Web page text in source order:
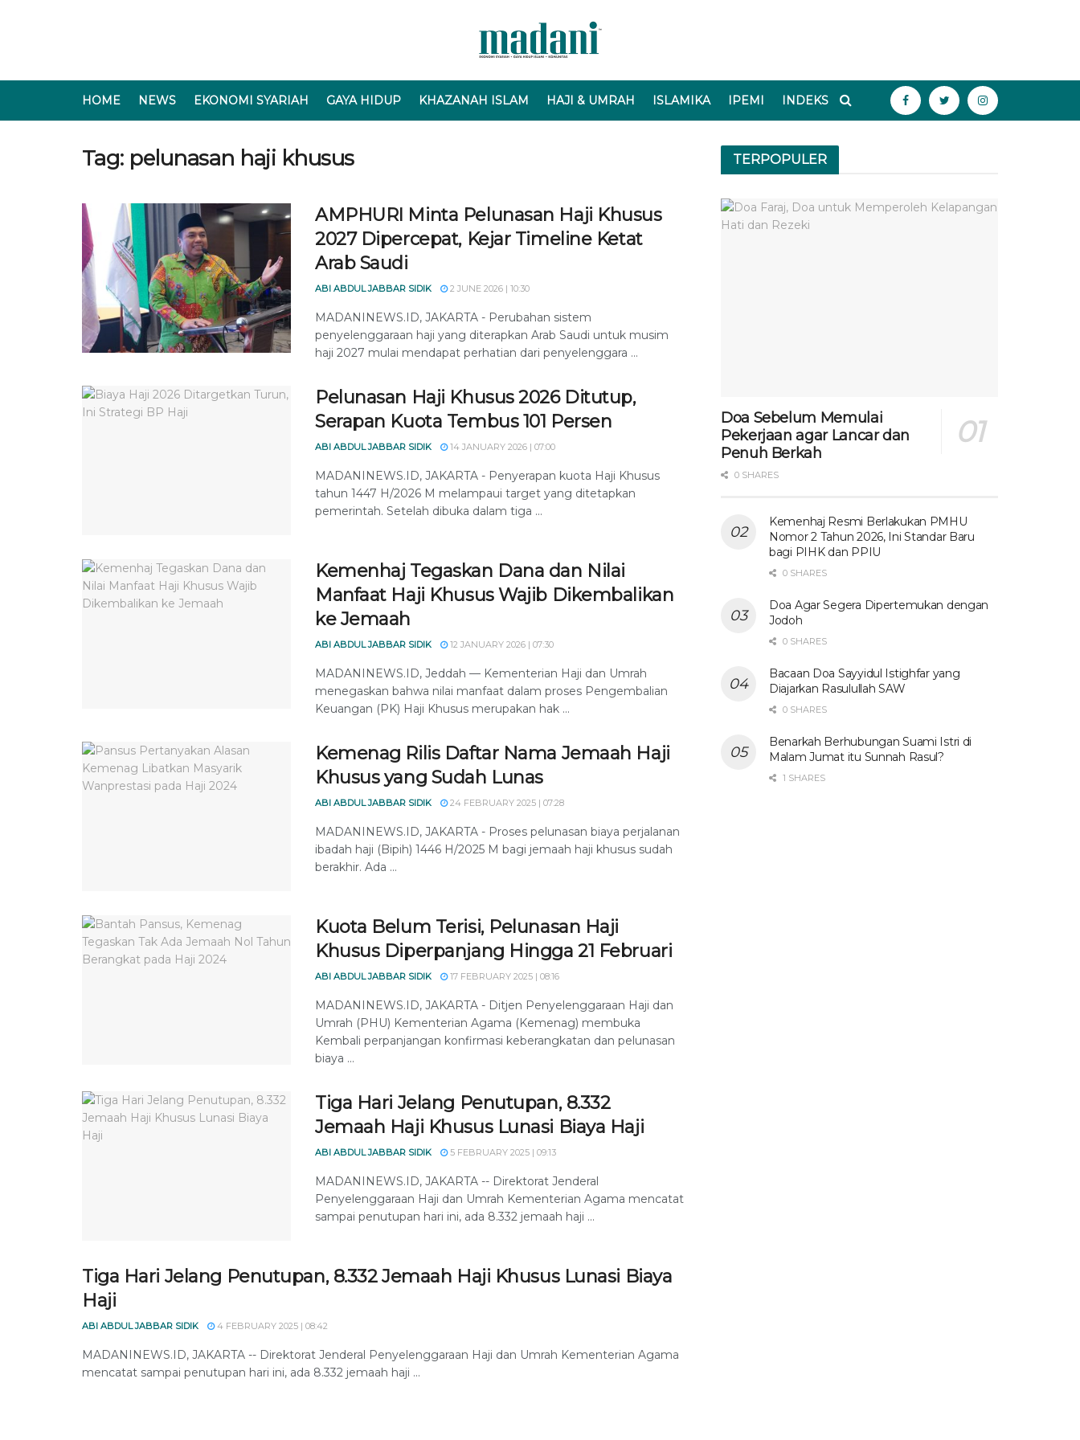
HOME NEWS EKONOMI SYARIAH GAYA HIDUP KHAZANAH ISLAM HAJI & UMRAH ISLAMIKA IPEMI INDEKS
Tag: pelunasan haji khusus
AMPHURI Minta Pelunasan Haji Khusus
2027 Dipercepat, Kejar Timeline Ketat
Arab Saudi
ABI ABDUL JABBAR SIDIK 2 JUNE 2026 | 10:30
MADANINEWS.ID, JAKARTA - Perubahan sistem
penyelenggaraan haji yang diterapkan Arab Saudi untuk musim
haji 2027 mulai mendapat perhatian dari penyelenggara ...
Pelunasan Haji Khusus 2026 Ditutup,
Serapan Kuota Tembus 101 Persen
ABI ABDUL JABBAR SIDIK 14 JANUARY 2026 | 07:00
MADANINEWS.ID, JAKARTA - Penyerapan kuota Haji Khusus
tahun 1447 H/2026 M melampaui target yang ditetapkan
pemerintah. Setelah dibuka dalam tiga ...
Kemenhaj Tegaskan Dana dan Nilai
Manfaat Haji Khusus Wajib Dikembalikan
ke Jemaah
ABI ABDUL JABBAR SIDIK 12 JANUARY 2026 | 07:30
MADANINEWS.ID, Jeddah — Kementerian Haji dan Umrah
menegaskan bahwa nilai manfaat dalam proses Pengembalian
Keuangan (PK) Haji Khusus merupakan hak ...
Kemenag Rilis Daftar Nama Jemaah Haji
Khusus yang Sudah Lunas
ABI ABDUL JABBAR SIDIK 24 FEBRUARY 2025 | 07:28
MADANINEWS.ID, JAKARTA - Proses pelunasan biaya perjalanan
ibadah haji (Bipih) 1446 H/2025 M bagi jemaah haji khusus sudah
berakhir. Ada ...
Kuota Belum Terisi, Pelunasan Haji
Khusus Diperpanjang Hingga 21 Februari
ABI ABDUL JABBAR SIDIK 17 FEBRUARY 2025 | 08:16
MADANINEWS.ID, JAKARTA - Ditjen Penyelenggaraan Haji dan
Umrah (PHU) Kementerian Agama (Kemenag) membuka
Kembali perpanjangan konfirmasi keberangkatan dan pelunasan
biaya ...
Tiga Hari Jelang Penutupan, 8.332
Jemaah Haji Khusus Lunasi Biaya Haji
ABI ABDUL JABBAR SIDIK 5 FEBRUARY 2025 | 09:13
MADANINEWS.ID, JAKARTA -- Direktorat Jenderal
Penyelenggaraan Haji dan Umrah Kementerian Agama mencatat
sampai penutupan hari ini, ada 8.332 jemaah haji ...
Tiga Hari Jelang Penutupan, 8.332 Jemaah Haji Khusus Lunasi Biaya
Haji
ABI ABDUL JABBAR SIDIK 4 FEBRUARY 2025 | 08:42
MADANINEWS.ID, JAKARTA -- Direktorat Jenderal Penyelenggaraan Haji dan Umrah Kementerian Agama
mencatat sampai penutupan hari ini, ada 8.332 jemaah haji ...
TERPOPULER
Doa Sebelum Memulai
Pekerjaan agar Lancar dan
Penuh Berkah
0 SHARES
Kemenhaj Resmi Berlakukan PMHU
Nomor 2 Tahun 2026, Ini Standar Baru
bagi PIHK dan PPIU
0 SHARES
Doa Agar Segera Dipertemukan dengan
Jodoh
0 SHARES
Bacaan Doa Sayyidul Istighfar yang
Diajarkan Rasulullah SAW
0 SHARES
Benarkah Berhubungan Suami Istri di
Malam Jumat itu Sunnah Rasul?
1 SHARES